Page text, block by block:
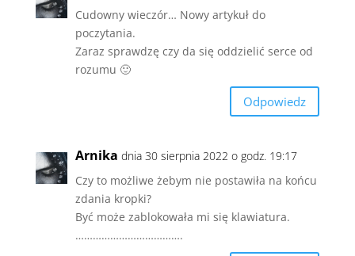
Cudowny wieczór… Nowy artykuł do
poczytania.
Zaraz sprawdzę czy da się oddzielić serce od
rozumu 🙂
Odpowiedz
Arnika dnia 30 sierpnia 2022 o godz. 19:17
Czy to możliwe żebym nie postawiła na końcu
zdania kropki?
Być może zablokowała mi się klawiatura.
……………………………….